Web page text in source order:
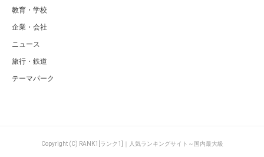
教育・学校
企業・会社
ニュース
旅行・鉄道
テーマパーク
Copyright (C) RANK1[ランク1]｜人気ランキングサイト～国内最大級